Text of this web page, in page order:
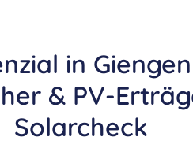
in
& PV-
Solarcheck